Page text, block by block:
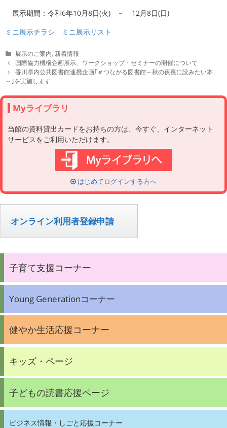
展示期間：令和6年10月8日(火) ～ 12月8日(日)
ミニ展示チラシ
ミニ展示リスト
C
a
t
e
o
r
i
s
展示のご案内 新着情報
P
o
s
n
a
v
g
a
国際協力機構企画展示、ワークショップ・セミナーの開催について
香川県内公共図書館連携企画｢＃つながる図書館～秋の夜長に読みたい本
～｣を実施します
Myライブラリ
当館の資料貸出カードをお持ちの方は、今すぐ、インターネット
サービスをご利用いただけます。
はじめてログインする方へ
オンライン利用者登録申請
子育て支援コーナー
Young Generationコーナー
健やか生活応援コーナー
キッズ・ページ
子どもの読書応援ページ
ビジネス情報・しごと応援コーナー